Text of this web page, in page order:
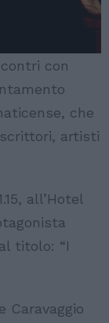
con
che
artisti
all’Hotel
titolo: “I
Caravaggio